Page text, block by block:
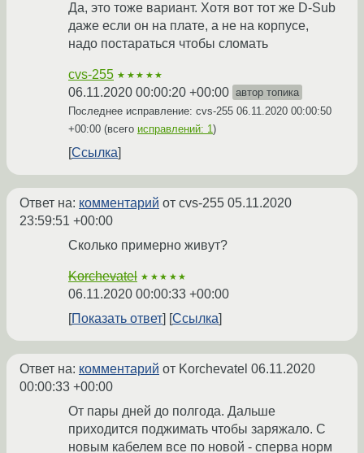
Да, это тоже вариант. Хотя вот тот же D-Sub
даже если он на плате, а не на корпусе,
надо постараться чтобы сломать
cvs-255 ★★★★★
06.11.2020 00:00:20 +00:00 автор топика
Последнее исправление: cvs-255 06.11.2020 00:00:50
+00:00 (всего исправлений: 1)
Ссылка
Ответ на: комментарий от cvs-255 05.11.2020
23:59:51 +00:00
Сколько примерно живут?
Korchevatel ★★★★★
06.11.2020 00:00:33 +00:00
Показать ответ
Ссылка
Ответ на: комментарий от Korchevatel 06.11.2020
00:00:33 +00:00
От пары дней до полгода. Дальше
приходится поджимать чтобы заряжало. С
новым кабелем все по новой - сперва норм